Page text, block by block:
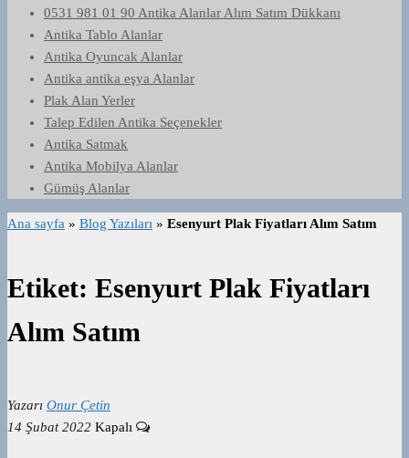
0531 981 01 90 Antika Alanlar Alım Satım Dükkanı
Antika Tablo Alanlar
Antika Oyuncak Alanlar
Antika antika eşya Alanlar
Plak Alan Yerler
Talep Edilen Antika Seçenekler
Antika Satmak
Antika Mobilya Alanlar
Gümüş Alanlar
Ana sayfa » Blog Yazıları » Esenyurt Plak Fiyatları Alım Satım
Etiket: Esenyurt Plak Fiyatları
Alım Satım
Yazarı Onur Çetin
14 Şubat 2022 Kapalı